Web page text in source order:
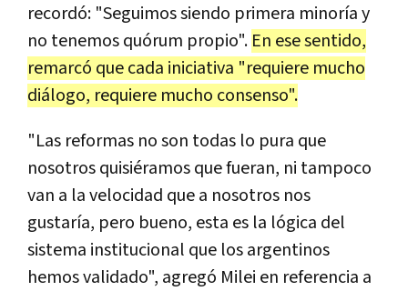
recordó: "Seguimos siendo primera minoría y
no tenemos quórum propio". En ese sentido,
remarcó que cada iniciativa "requiere mucho
diálogo, requiere mucho consenso".
"Las reformas no son todas lo pura que
nosotros quisiéramos que fueran, ni tampoco
van a la velocidad que a nosotros nos
gustaría, pero bueno, esta es la lógica del
sistema institucional que los argentinos
hemos validado", agregó Milei en referencia a